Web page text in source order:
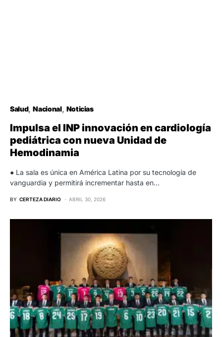
Salud Nacional Noticias
Impulsa el INP innovación en cardiología
pediátrica con nueva Unidad de
Hemodinamia
● La sala es única en América Latina por su tecnología de
vanguardia y permitirá incrementar hasta en…
BY CERTEZA DIARIO ABRIL 30, 2026